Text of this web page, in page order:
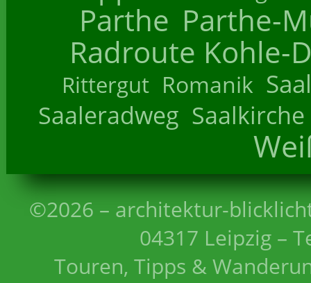
Parthe Parthe-
Radroute Kohle-
Rittergut Romanik
Saaleradweg Saalkirche
©2026 – architektur-
04317 Leipzig –
Touren, Tipps &